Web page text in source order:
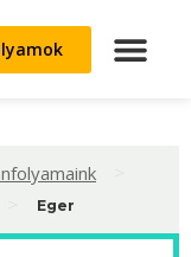
Eger